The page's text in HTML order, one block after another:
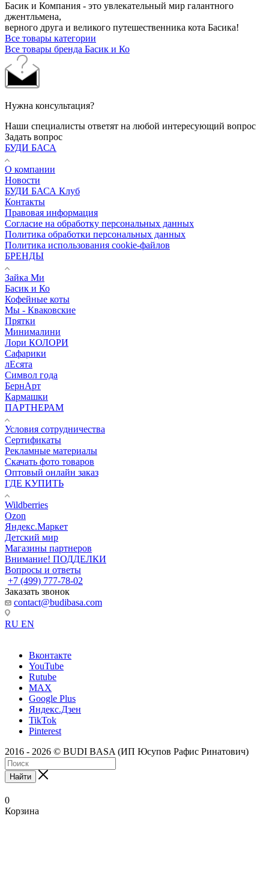
Басик и Компания - это увлекательный мир галантного
джентльмена,
верного друга и великого путешественника кота Басика!
Все товары категории
Все товары бренда Басик и Ко
Нужна консультация?
Наши специалисты ответят на любой интересующий вопрос
Задать вопрос
БУДИ БАСА
О компании
Новости
БУДИ БАСА Клуб
Контакты
Правовая информация
Согласие на обработку персональных данных
Политика обработки персональных данных
Политика использования cookie-файлов
БРЕНДЫ
Зайка Ми
Басик и Ко
Кофейные коты
Мы - Кваковские
Прятки
Минималини
Лори КОЛОРИ
Сафарики
лЕсята
Символ года
БернАрт
Кармашки
ПАРТНЕРАМ
Условия сотрудничества
Сертификаты
Рекламные материалы
Скачать фото товаров
Оптовый онлайн заказ
ГДЕ КУПИТЬ
Wildberries
Ozon
Яндекс.Маркет
Детский мир
Магазины партнеров
Внимание! ПОДДЕЛКИ
Вопросы и ответы
+7 (499) 777-78-02
Заказать звонок
contact@budibasa.com
RU EN
Вконтакте
YouTube
Rutube
MAX
Google Plus
Яндекс.Дзен
TikTok
Pinterest
2016 - 2026 © BUDI BASA (ИП Юсупов Рафис Ринатович)
Найти
0
Корзина